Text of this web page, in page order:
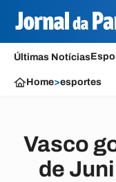
Últimas Notícias
Home>esportes
Vasco
de